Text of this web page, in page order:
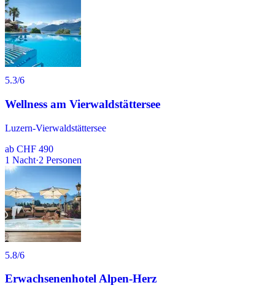
5.3/6
Wellness am Vierwaldstättersee
Luzern-Vierwaldstättersee
ab CHF 490
1 Nacht·2 Personen
5.8/6
Erwachsenenhotel Alpen-Herz